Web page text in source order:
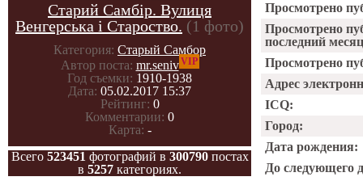
Старий Самбір. Вулиця
Венгерська і Староство. (1 фото)
Категория: Старый Самбор
Автор поста: mr.senivVIP
Год съемки: 1910-1938
Дата: 05.02.2017 15:37
Рейтинг: 0
Комментарии: 0
Карта: -
Всего 523451 фотографий в 300790постах
в 5257 категориях.
Просмотрено
Просмотрено
последний
Просмотрено
Адрес
ICQ:
Город:
Дата рождения:
До следующего